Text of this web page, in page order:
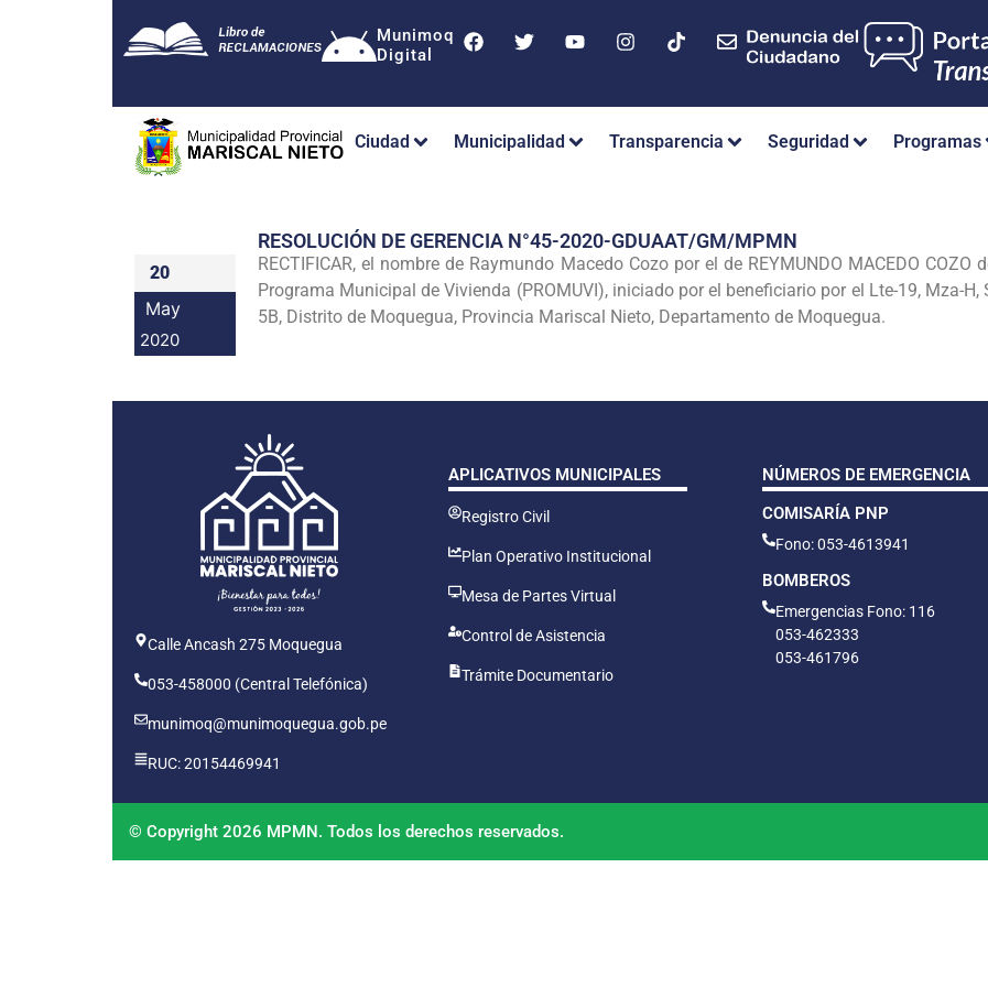
Munimoq
Digital
Ciudad Municipalidad Transparencia Seguridad Programas
20
May
2020
RESOLUCIÓN DE GERENCIA N°45-2020-GDUAAT/GM/MPMN
RECTIFICAR, el nombre de Raymundo Macedo Cozo por el de REYMUNDO MACEDO
Programa Municipal de Vivienda (PROMUVI), iniciado por el beneficiario por el Lte-19, Mza-
5B, Distrito de Moquegua, Provincia Mariscal Nieto, Departamento de Moquegua.
Calle Ancash 275 Moquegua
053-458000 (Central Telefónica)
munimoq@munimoquegua.gob.pe
RUC: 20154469941
APLICATIVOS MUNICIPALES
Registro Civil
Plan Operativo Institucional
Mesa de Partes Virtual
Control de Asistencia
Trámite Documentario
NÚMEROS DE EMERGENCIA
COMISARÍA PNP
Fono: 053-4613941
BOMBEROS
Emergencias Fono: 116
053-462333
053-461796
© Copyright 2026 MPMN. Todos los derechos reservados.